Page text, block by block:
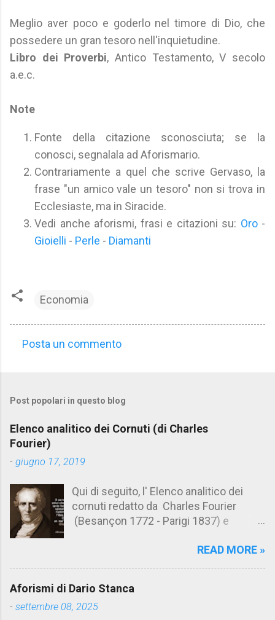
Meglio aver poco e goderlo nel timore di Dio, che
possedere un gran tesoro nell'inquietudine.
Libro dei Proverbi, Antico Testamento, V secolo
a.e.c.
Note
Fonte della citazione sconosciuta; se la
conosci, segnalala ad Aforismario.
Contrariamente a quel che scrive Gervaso, la
frase "un amico vale un tesoro" non si trova in
Ecclesiaste, ma in Siracide.
Vedi anche aforismi, frasi e citazioni su: Oro-
Gioielli - Perle - Diamanti
Economia
m
e
n
t
Posta un commento
Post popolari in questo blog
Elenco analitico dei Cornuti (di Charles
Fourier)
- giugno 17, 2019
Qui di seguito, l' Elenco analitico dei
cornuti redatto da Charles Fourier
(Besançon 1772 - Parigi 1837) e
Aforismario trovi anche una raccolta di
cornuto pretenzioso: colui che ritiene
sua moglie tanto fortunata, per averlo
READ MORE »
Aforismi di Dario Stanca
- settembre 08, 2025